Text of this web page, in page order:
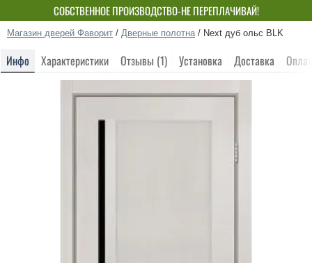
СОБСТВЕННОЕ ПРОИЗВОДСТВО-НЕ ПЕРЕПЛАЧИВАЙ!
Магазин дверей Фаворит / Дверные полотна / Next дуб ольс BLK
Инфо Характеристики Отзывы (1) Установка Доставка